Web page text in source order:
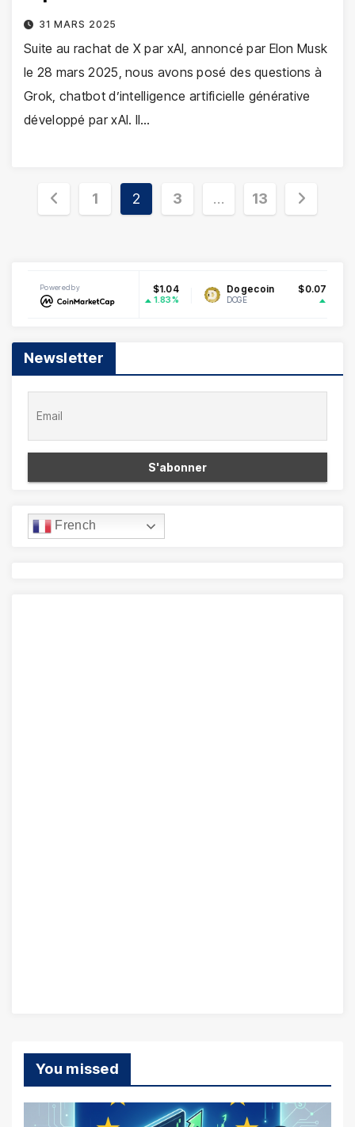
31 MARS 2025
Suite au rachat de X par xAI, annoncé par Elon Musk
le 28 mars 2025, nous avons posé des questions à
Grok, chatbot d’intelligence artificielle générative
développé par xAI. Il…
Pagination
1 2 3 … 13
Powered by
$1.04
1.83%
Dogecoin $0.070269
DOGE 1.87% ETH
Newsletter
French
You missed